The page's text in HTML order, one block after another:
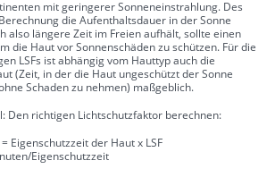
mit geringerer Sonneneinstrahlung. Des
die Aufenthaltsdauer in der Sonne
also längere Zeit im Freien aufhält, sollte einen
die Haut vor Sonnenschäden zu schützen. Für die
LSFs ist abhängig vom Hauttyp auch die
(Zeit, in der die Haut ungeschützt der Sonne
Schaden zu nehmen) maßgeblich.
Den richtigen Lichtschutzfaktor berechnen:
Eigenschutzzeit der Haut x LSF
Eigenschutzzeit